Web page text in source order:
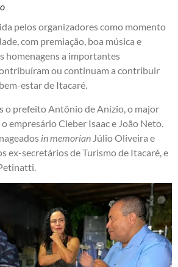
pelos organizadores como momento
com premiação, boa música e
homenagens a importantes
ou continuam a contribuir
estar de Itacaré.
o prefeito Antônio de Anízio, o major
empresário Cleber Isaac e João Neto.
in memorian Júlio Oliveira e
ex-secretários de Turismo de Itacaré, e